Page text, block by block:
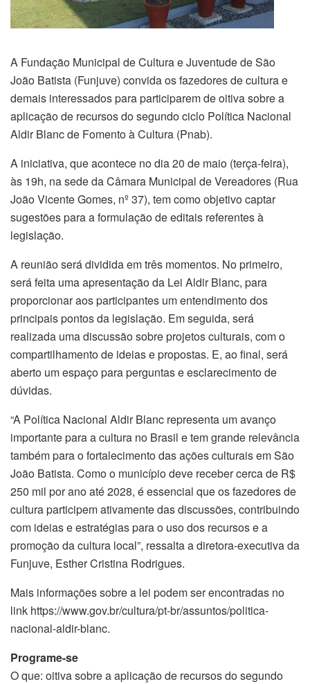
A Fundação Municipal de Cultura e Juventude de São
João Batista (Funjuve) convida os fazedores de cultura e
demais interessados para participarem de oitiva sobre a
aplicação de recursos do segundo ciclo Política Nacional
Aldir Blanc de Fomento à Cultura (Pnab).
A iniciativa, que acontece no dia 20 de maio (terça-feira),
às 19h, na sede da Câmara Municipal de Vereadores (Rua
João Vicente Gomes, nº 37), tem como objetivo captar
sugestões para a formulação de editais referentes à
legislação.
A reunião será dividida em três momentos. No primeiro,
será feita uma apresentação da Lei Aldir Blanc, para
proporcionar aos participantes um entendimento dos
principais pontos da legislação. Em seguida, será
realizada uma discussão sobre projetos culturais, com o
compartilhamento de ideias e propostas. E, ao final, será
aberto um espaço para perguntas e esclarecimento de
dúvidas.
“A Política Nacional Aldir Blanc representa um avanço
importante para a cultura no Brasil e tem grande relevância
também para o fortalecimento das ações culturais em São
João Batista. Como o município deve receber cerca de R$
250 mil por ano até 2028, é essencial que os fazedores de
cultura participem ativamente das discussões, contribuindo
com ideias e estratégias para o uso dos recursos e a
promoção da cultura local”, ressalta a diretora-executiva da
Funjuve, Esther Cristina Rodrigues.
Mais informações sobre a lei podem ser encontradas no
link https://www.gov.br/cultura/pt-br/assuntos/politica-
nacional-aldir-blanc.
Programe-se
O que: oitiva sobre a aplicação de recursos do segundo